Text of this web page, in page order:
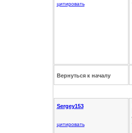
цитировать
Вернуться к началу
Sergey153
цитировать